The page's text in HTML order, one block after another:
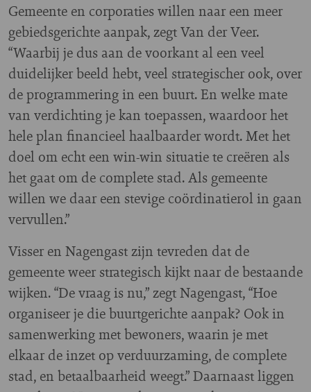
Gemeente en corporaties willen naar een meer
gebiedsgerichte aanpak, zegt Van der Veer.
“Waarbij je dus aan de voorkant al een veel
duidelijker beeld hebt, veel strategischer ook, over
de programmering in een buurt. En welke mate
van verdichting je kan toepassen, waardoor het
hele plan financieel haalbaarder wordt. Met het
doel om echt een win-win situatie te creëren als
het gaat om de complete stad. Als gemeente
willen we daar een stevige coördinatierol in gaan
vervullen.”
Visser en Nagengast zijn tevreden dat de
gemeente weer strategisch kijkt naar de bestaande
wijken. “De vraag is nu,” zegt Nagengast, “Hoe
organiseer je die buurtgerichte aanpak? Ook in
samenwerking met bewoners, waarin je met
elkaar de inzet op verduurzaming, de complete
stad, en betaalbaarheid weegt.” Daarnaast liggen